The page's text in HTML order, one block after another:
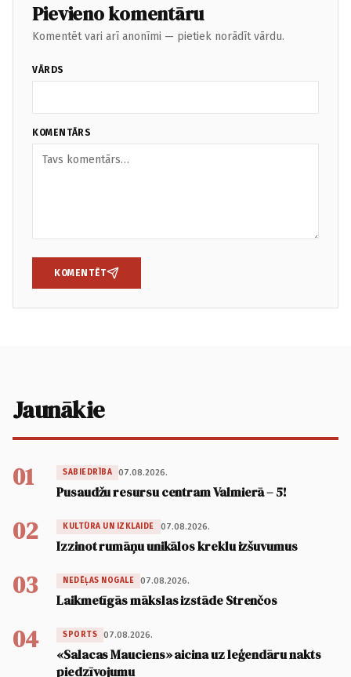
Pievieno komentāru
Komentēt vari arī anonīmi — pietiek norādīt vārdu.
VĀRDS
KOMENTĀRS
KOMENTĒT
Jaunākie
01 SABIEDRĪBA 07.08.2026.
Pusaudžu resursu centram Valmierā – 5!
02 KULTŪRA UN IZKLAIDE 07.08.2026.
Izzinot rumāņu unikālos kreklu izšuvumus
03 NEDĒĻAS NOGALE 07.08.2026.
Laikmetīgās mākslas izstāde Strenčos
04 SPORTS 07.08.2026.
«Salacas Mauciens» aicina uz leģendāru nakts
piedzīvojumu